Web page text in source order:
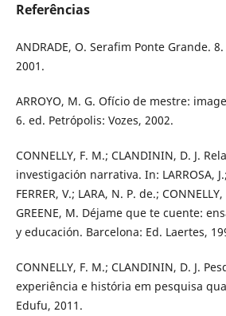
Referências
ANDRADE, O. Serafim Ponte Grande.
2001.
ARROYO, M. G. Ofício de mestre:
6. ed. Petrópolis: Vozes, 2002.
CONNELLY, F. M.; CLANDININ, D. J.
investigación narrativa. In: LARROSA,
FERRER, V.; LARA, N. P. de.;
GREENE, M. Déjame que te cuente:
y educación. Barcelona: Ed. Laertes,
CONNELLY, F. M.; CLANDININ, D. J.
experiência e história em pesquisa
Edufu, 2011.